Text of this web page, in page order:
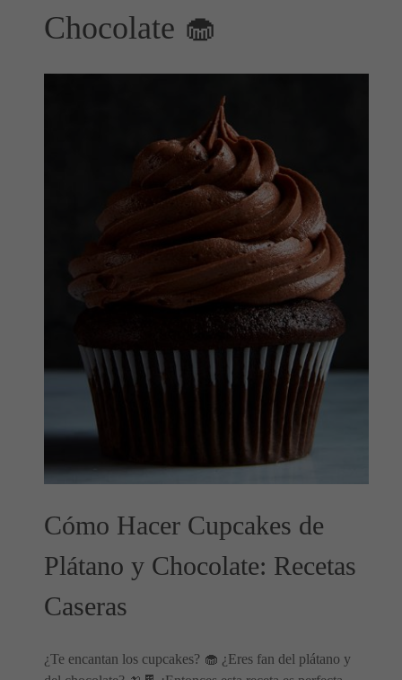
Chocolate 🧁
Cómo Hacer Cupcakes de
Plátano y Chocolate: Recetas
Caseras
¿Te encantan los cupcakes? 🧁 ¿Eres fan del plátano y